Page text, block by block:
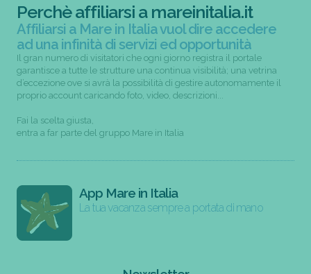
Perchè affiliarsi a mareinitalia.it
Affiliarsi a Mare in Italia vuol dire accedere
ad una infinità di servizi ed opportunità
Il gran numero di visitatori che ogni giorno registra il portale
garantisce a tutte le strutture una continua visibilità; una vetrina
d’eccezione ove si avrà la possibilità di gestire autonomamente il
proprio account caricando foto, video, descrizioni...
Fai la scelta giusta,
entra a far parte del gruppo Mare in Italia
App Mare in Italia
La tua vacanza sempre a portata di mano